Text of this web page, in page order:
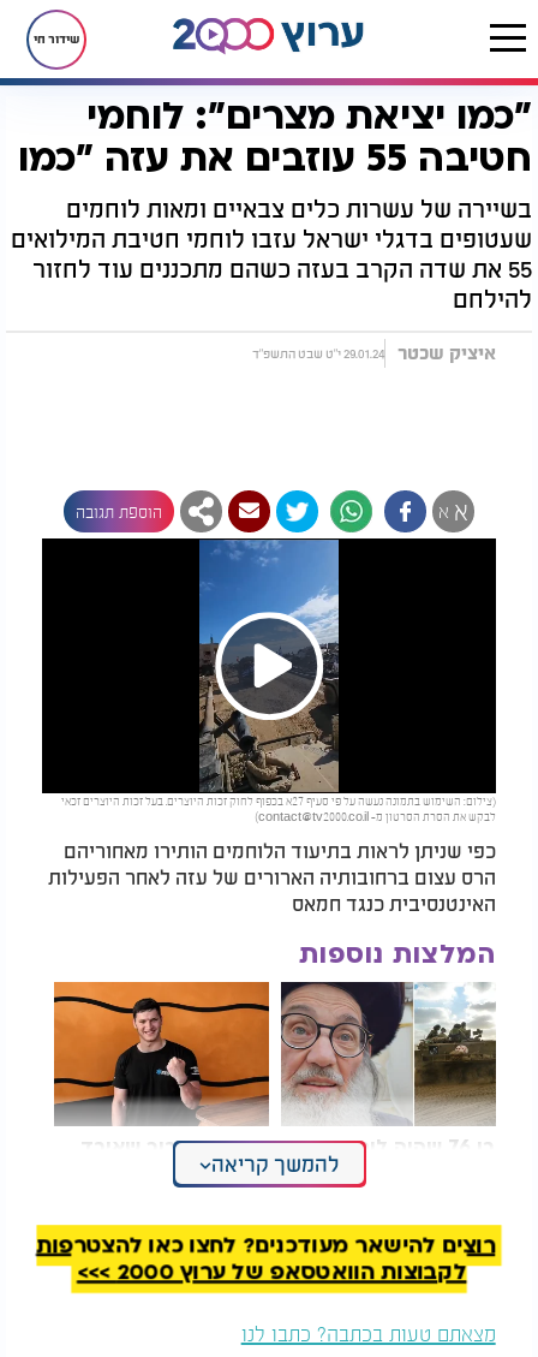
שידור חי
דף הבית רץ בוואטסאפ "כמו יציאת מצרים": לוחמי חטיבה 55 עוזבים את עזה "כמו
"כמו יציאת מצרים": לוחמי
חטיבה 55 עוזבים את עזה "כמו
בשיירה של עשרות כלים צבאיים ומאות לוחמים
שעטופים בדגלי ישראל עזבו לוחמי חטיבת המילואים
55 את שדה הקרב בעזה כשהם מתכננים עוד לחזור
להילחם
איציק שכטר 29.01.24 י"ט שבט התשפ"ד
א א הוספת תגובה
Play
Video
(צילום: השימוש בתמונה נעשה על פי סעיף 27א בכפוף לחוק זכות היוצרים. בעל זכות היוצרים זכאי
לבקש את הסרת הסרטון מ- contact@tv2000.co.il
)
כפי שניתן לראות בתיעוד הלוחמים הותירו מאחוריהם
הרס עצום ברחובותיה הארורים של עזה לאחר הפעילות
האינטנסיבית כנגד חמאס
המלצות נוספות
בן 76 שהיה לוחם
בגולני: "אני רוצה להיות
מרגש: הגיבור שאיבד
את שתי רגליו וחזר
להילחם על החיים
להמשך קריאה
רוצים להישאר מעודכנים? לחצו כאן להצטרפות
לקבוצות הוואטסאפ של ערוץ 2000 >>>
מצאתם טעות בכתבה? כתבו לנו